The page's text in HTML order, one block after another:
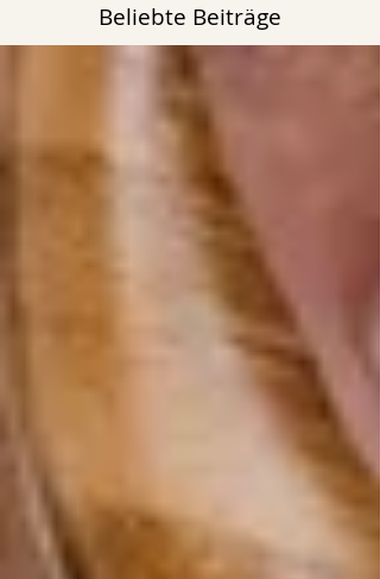
Beliebte Beiträge